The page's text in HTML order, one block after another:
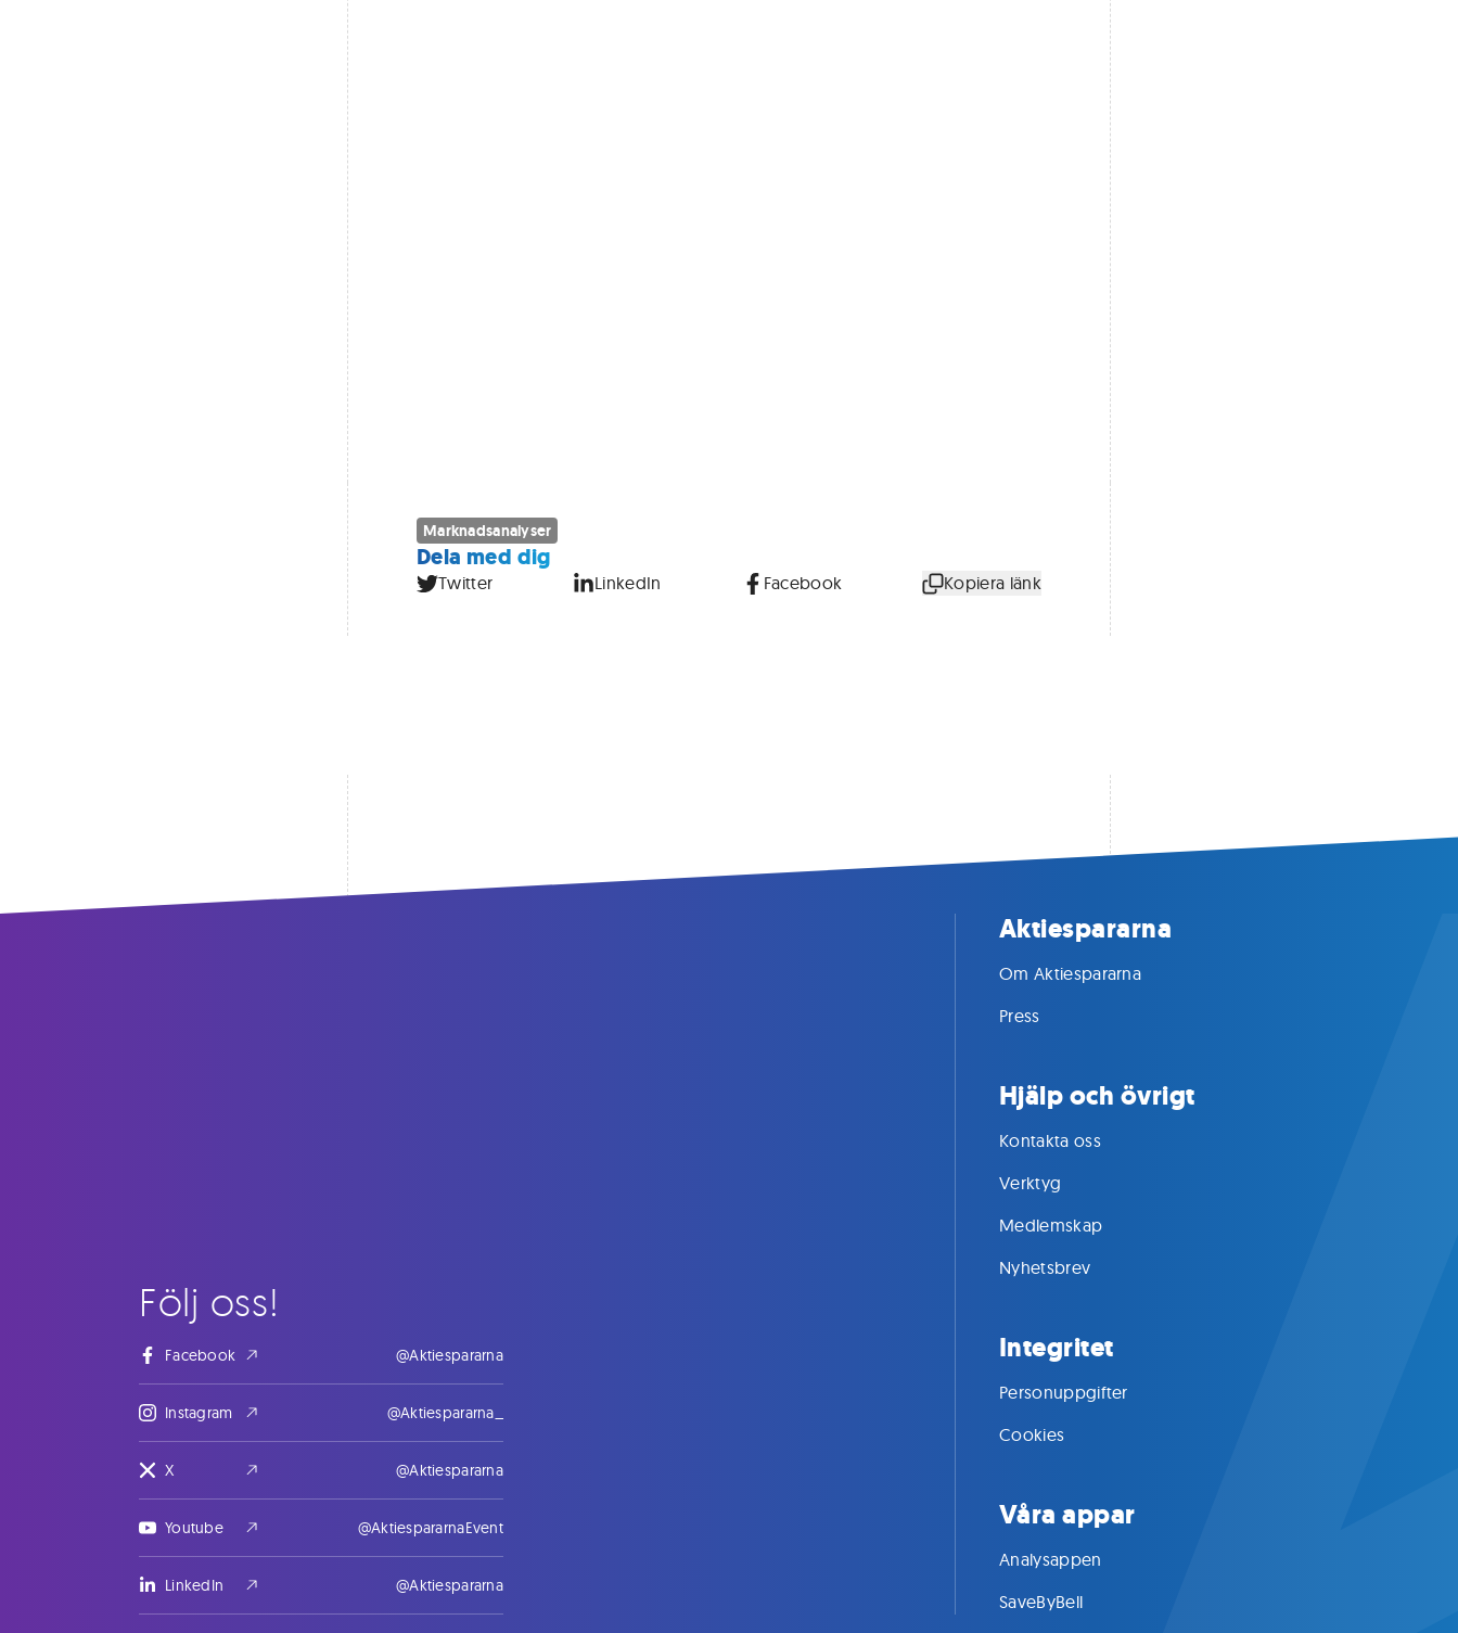
Marknadsanalyser
Dela med dig
Twitter LinkedIn Facebook Kopiera länk
Följ oss!
Facebook @Aktiespararna
Instagram @Aktiespararna_
X @Aktiespararna
Youtube @AktiespararnaEvent
LinkedIn @Aktiespararna
Aktiespararna
Om Aktiespararna
Press
Hjälp och övrigt
Kontakta oss
Verktyg
Medlemskap
Nyhetsbrev
Integritet
Personuppgifter
Cookies
Våra appar
Analysappen
SaveByBell